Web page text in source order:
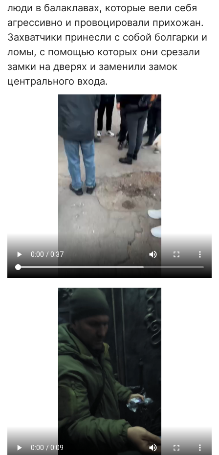
люди в балаклавах, которые вели себя
агрессивно и провоцировали прихожан.
Захватчики принесли с собой болгарки и
ломы, с помощью которых они срезали
замки на дверях и заменили замок
центрального входа.